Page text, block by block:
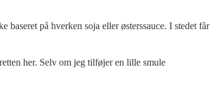
på hverken soja eller østerssauce. I stedet får
her. Selv om jeg tilføjer en lille smule